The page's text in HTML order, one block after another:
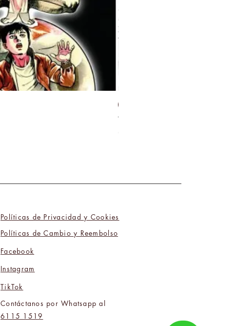
Tú y Yo Somos Polos Opuestos 06
Políticas de Privacidad y Cookies
Políticas de Cambio y Reembolso
Facebook
Instagram
TikTok
Contáctanos por Whatsapp al
6115 1519